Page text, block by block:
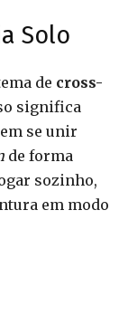
Solo
de cross-
significa
se unir
de forma
sozinho,
em modo